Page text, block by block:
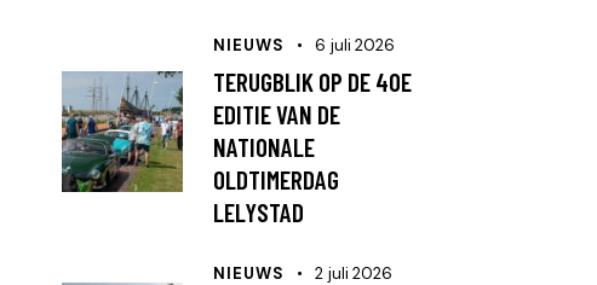
NIEUWS 6 juli 2026
TERUGBLIK OP DE 40E
EDITIE VAN DE
NATIONALE
OLDTIMERDAG
LELYSTAD
NIEUWS 2 juli 2026